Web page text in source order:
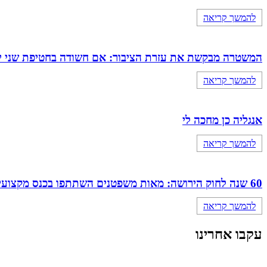
להמשך קריאה
המשטרה מבקשת את עזרת הציבור: אם חשודה בחטיפת שני
להמשך קריאה
אנגליה כן מחכה לי
להמשך קריאה
60 שנה לחוק הירושה: מאות משפטנים השתתפו בכנס מקצועי מיוחד של מחוז מרכז
להמשך קריאה
עקבו אחרינו